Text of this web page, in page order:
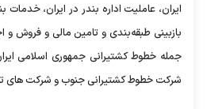
ایران، عاملیت اداره بندر در ایران،
بازبینی طبقه‌بندی و تامین مالی و فروش و
جمله خطوط کشتیرانی جمهوری اسلامی
شرکت خطوط کشتیرانی جنوب و شرکت های